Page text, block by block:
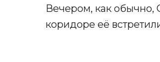
Вечером, как обычно,
коридоре её